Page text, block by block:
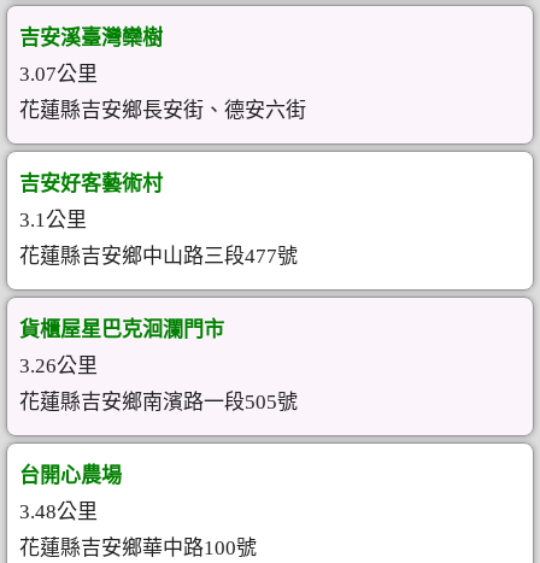
吉安溪臺灣欒樹
3.07公里
花蓮縣吉安鄉長安街、德安六街
吉安好客藝術村
3.1公里
花蓮縣吉安鄉中山路三段477號
貨櫃屋星巴克洄瀾門市
3.26公里
花蓮縣吉安鄉南濱路一段505號
台開心農場
3.48公里
花蓮縣吉安鄉華中路100號